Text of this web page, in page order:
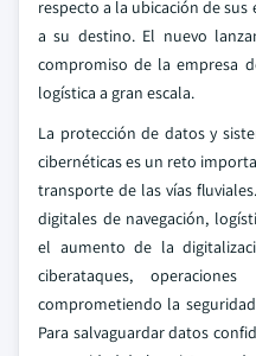
respecto a la ubicación de
a su destino. El nuevo
compromiso de la empresa
logística a gran escala.
La protección de datos y
cibernéticas es un reto
transporte de las vías
digitales de navegación,
el aumento de la
ciberataques, operaciones
comprometiendo la
Para salvaguardar datos